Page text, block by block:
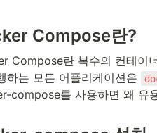
Compose란?
Compose란 복수의 컨테이
하는 모든 어플리케이션은
compose를 사용하면 왜 유